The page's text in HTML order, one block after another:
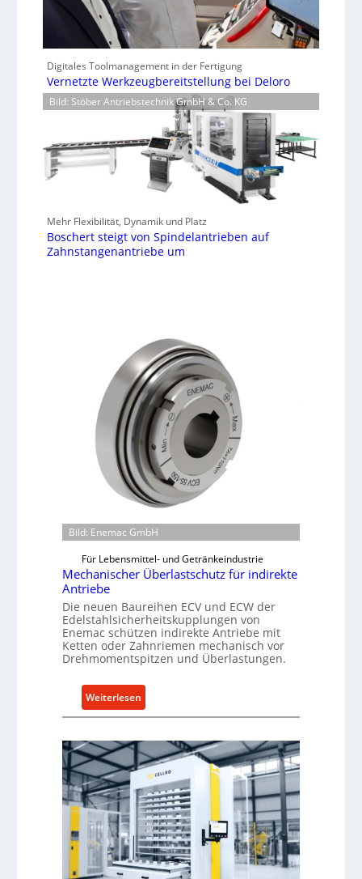
Digitales Toolmanagement in der Fertigung
Vernetzte Werkzeugbereitstellung bei Deloro
Bild: Stöber Antriebstechnik GmbH & Co. KG
Mehr Flexibilität, Dynamik und Platz
Boschert steigt von Spindelantrieben auf
Zahnstangenantriebe um
Bild: Enemac GmbH
Für Lebensmittel- und Getränkeindustrie
Mechanischer Überlastschutz für indirekte
Antriebe
Die neuen Baureihen ECV und ECW der
Edelstahlsicherheitskupplungen von
Enemac schützen indirekte Antriebe mit
Ketten oder Zahnriemen mechanisch vor
Drehmomentspitzen und Überlastungen.
Weiterlesen:
M
c
h
n
i
s
c
h